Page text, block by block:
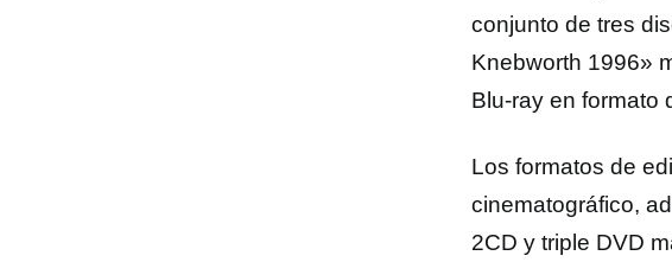
conjunto de tres
Knebworth 1996»
Blu-ray en formato
Los formatos de
cinematográfico,
2CD y triple DVD